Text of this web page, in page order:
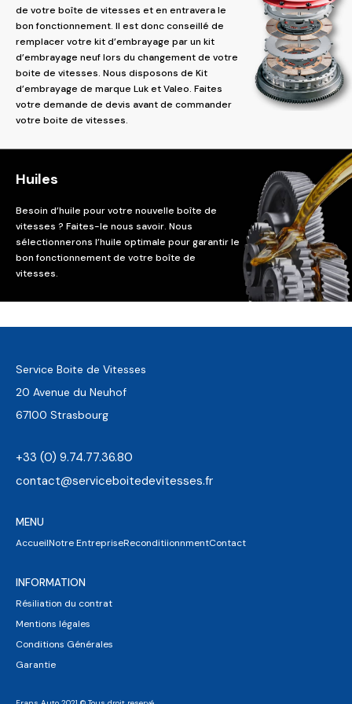
de votre boîte de vitesses et en entravera le
bon fonctionnement. Il est donc conseillé de
remplacer votre kit d’embrayage par un kit
d’embrayage neuf lors du changement de votre
boite de vitesses. Nous disposons de Kit
d’embrayage de marque Luk et Valeo. Faites
votre demande de devis avant de commander
votre boite de vitesses.
Huiles
Besoin d’huile pour votre nouvelle boîte de
vitesses ? Faites-le nous savoir. Nous
sélectionnerons l’huile optimale pour garantir le
bon fonctionnement de votre boîte de
vitesses.
Service Boite de Vitesses
20 Avenue du Neuhof
67100 Strasbourg
+33 (0) 9.74.77.36.80
contact@serviceboitedevitesses.fr
MENU
AccueilNotre EntrepriseReconditiionnmentContact
INFORMATION
Résiliation du contrat
Mentions légales
Conditions Générales
Garantie